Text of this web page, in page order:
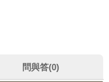
問與答(0)